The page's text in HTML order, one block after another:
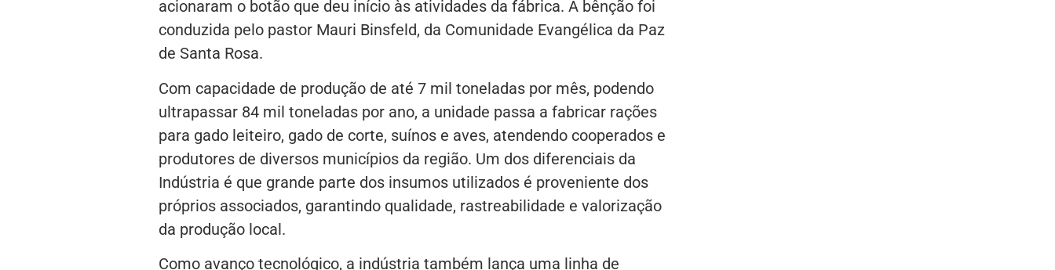
acionaram o botão que deu início às atividades da fábrica. A bênção foi
conduzida pelo pastor Mauri Binsfeld, da Comunidade Evangélica da Paz
de Santa Rosa.
Com capacidade de produção de até 7 mil toneladas por mês, podendo
ultrapassar 84 mil toneladas por ano, a unidade passa a fabricar rações
para gado leiteiro, gado de corte, suínos e aves, atendendo cooperados e
produtores de diversos municípios da região. Um dos diferenciais da
Indústria é que grande parte dos insumos utilizados é proveniente dos
próprios associados, garantindo qualidade, rastreabilidade e valorização
da produção local.
Como avanço tecnológico, a indústria também lança uma linha de